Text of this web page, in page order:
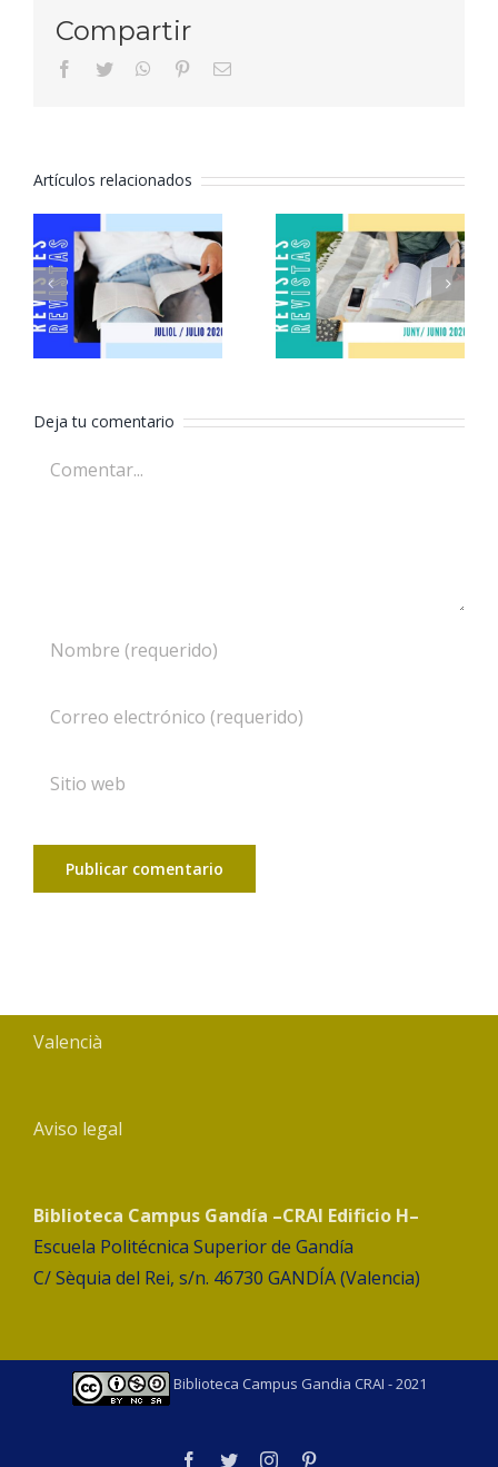
Compartir
facebooktwitter whatsapppinterestCorreo
Artículos relacionados
Revistas
julio 2026
Revistas
junio 2026
Deja tu comentario
Comentar
Valencià
Aviso legal
Biblioteca Campus Gandía –CRAI Edificio H–
Escuela Politécnica Superior de Gandía
C/ Sèquia del Rei, s/n. 46730 GANDÍA (Valencia)
Biblioteca Campus Gandia CRAI - 2021
facebook
twitterinstagram